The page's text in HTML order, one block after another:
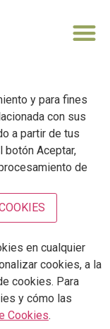
y para fines
con sus
a partir de tus
botón Aceptar,
de
en cualquier
cookies, a la
cookies. Para
y cómo las
Cookies.